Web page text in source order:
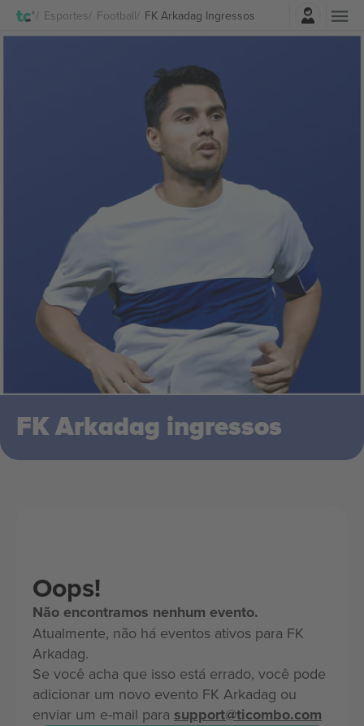
Esportes Football FK Arkadag Ingressos
Entrar
FK Arkadag ingressos
Oops!
Não encontramos nenhum evento.
Atualmente, não há eventos ativos para FK
Arkadag.
Se você acha que isso está errado, você pode
adicionar um novo evento FK Arkadag ou
enviar um e-mail para support@ticombo.com